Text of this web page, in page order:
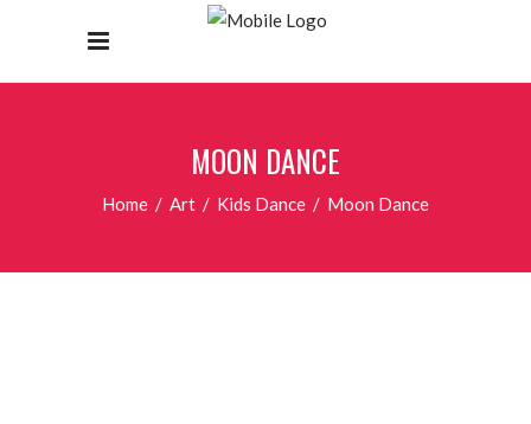
MOON DANCE
Home / Art / Kids Dance / Moon Dance